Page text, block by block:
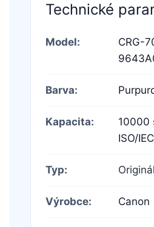
Technické
Model:
CRG-
Barva:
Kapacita:
10000
ISO/
Typ:
Výrobce: Canon